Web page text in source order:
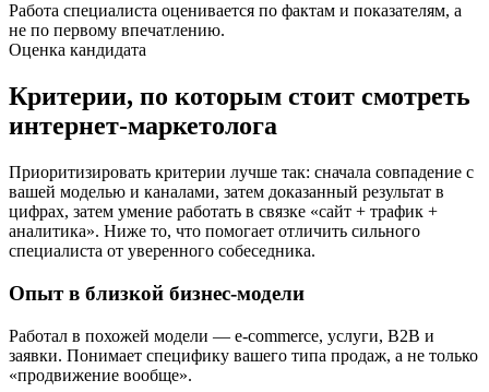
Работа специалиста оценивается по фактам и показателям, а
не по первому впечатлению.
Оценка кандидата
Критерии, по которым стоит смотреть
интернет-маркетолога
Приоритизировать критерии лучше так: сначала совпадение с
вашей моделью и каналами, затем доказанный результат в
цифрах, затем умение работать в связке «сайт + трафик +
аналитика». Ниже то, что помогает отличить сильного
специалиста от уверенного собеседника.
Опыт в близкой бизнес-модели
Работал в похожей модели — e-commerce, услуги, B2B и
заявки. Понимает специфику вашего типа продаж, а не только
«продвижение вообще».